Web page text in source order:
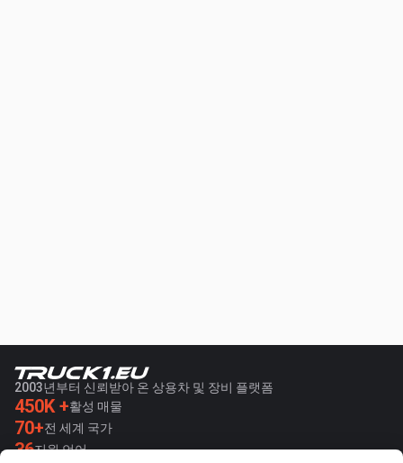
2003년부터 신뢰받아 온 상용차 및 장비 플랫폼
450K +활성 매물
70+전 세계 국가
36지원 언어